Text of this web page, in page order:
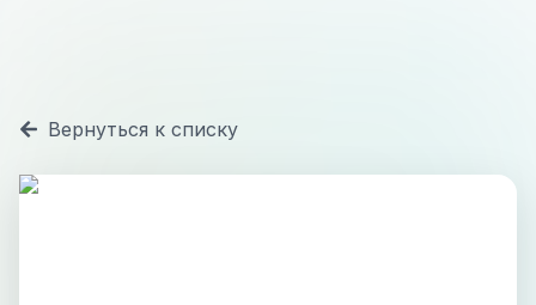
Вернуться к списку